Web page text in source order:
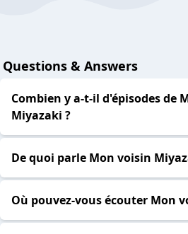
Questions & Answers
Combien y a-t-il d'épisodes de
Miyazaki ?
De quoi parle Mon voisin
Où pouvez-vous écouter Mon